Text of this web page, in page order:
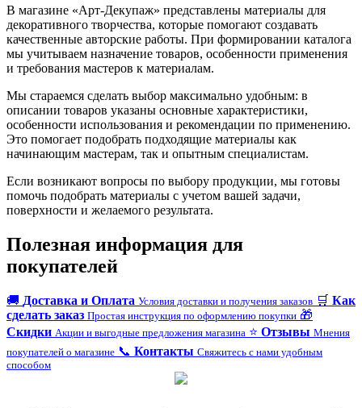
В магазине «Арт-Декупаж» представлены материалы для
декоративного творчества, которые помогают создавать
качественные авторские работы. При формировании каталога
мы учитываем назначение товаров, особенности применения
и требования мастеров к материалам.
Мы стараемся сделать выбор максимально удобным: в
описании товаров указаны основные характеристики,
особенности использования и рекомендации по применению.
Это помогает подобрать подходящие материалы как
начинающим мастерам, так и опытным специалистам.
Если возникают вопросы по выбору продукции, мы готовы
помочь подобрать материалы с учетом вашей задачи,
поверхности и желаемого результата.
Полезная информация для
покупателей
🚚 Доставка и Оплата Условия доставки и получения заказов 🛒 Как
сделать заказ Простая инструкция по оформлению покупки 🎁
Скидки Акции и выгодные предложения магазина ⭐ Отзывы Мнения
покупателей о магазине 📞 Контакты Свяжитесь с нами удобным
способом